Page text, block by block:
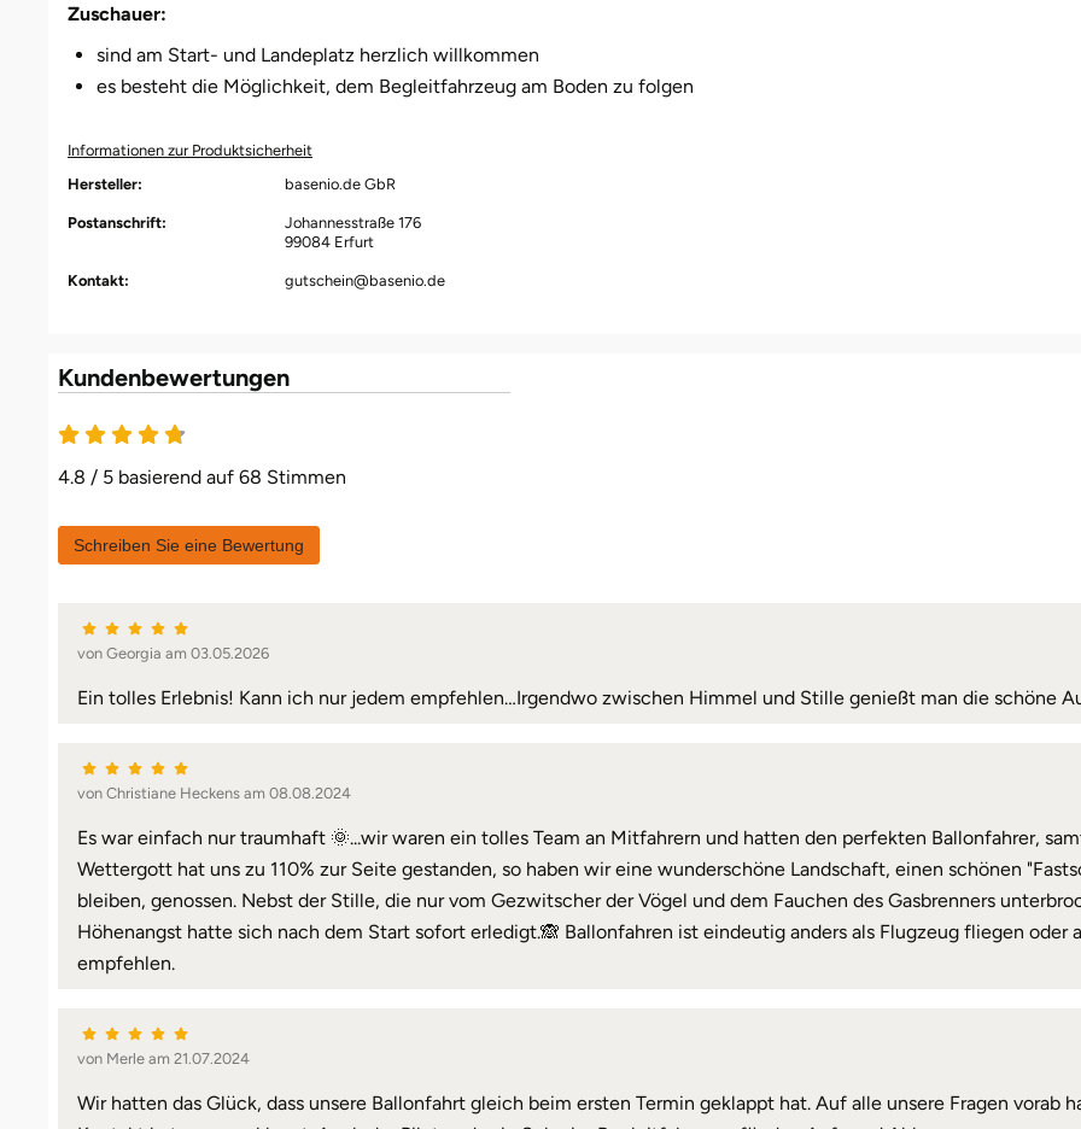
Zuschauer:
sind am Start- und Landeplatz herzlich willkommen
es besteht die Möglichkeit, dem Begleitfahrzeug am Boden zu folgen
Informationen zur Produktsicherheit
Hersteller:
basenio.de GbR
Postanschrift:
Johannesstraße 176
99084 Erfurt
Kontakt: gutschein@basenio.de
Kundenbewertungen
4.8 / 5 basierend auf 68 Stimmen
Schreiben Sie eine Bewertung
von Georgia am 03.05.2026
Ein tolles Erlebnis! Kann ich nur jedem empfehlen…Irgendwo zwischen Himmel und Stille genießt man die schöne
von Christiane Heckens am 08.08.2024
Es war einfach nur traumhaft 🌞...wir waren ein tolles Team an Mitfahrern und hatten den perfekten Ballonfahrer,
Wettergott hat uns zu 110% zur Seite gestanden, so haben wir eine wunderschöne Landschaft, einen schönen
bleiben, genossen. Nebst der Stille, die nur vom Gezwitscher der Vögel und dem Fauchen des Gasbrenners
Höhenangst hatte sich nach dem Start sofort erledigt.🙈 Ballonfahren ist eindeutig anders als Flugzeug fliegen
empfehlen.
von Merle am 21.07.2024
Wir hatten das Glück, dass unsere Ballonfahrt gleich beim ersten Termin geklappt hat. Auf alle unsere Fragen vorab